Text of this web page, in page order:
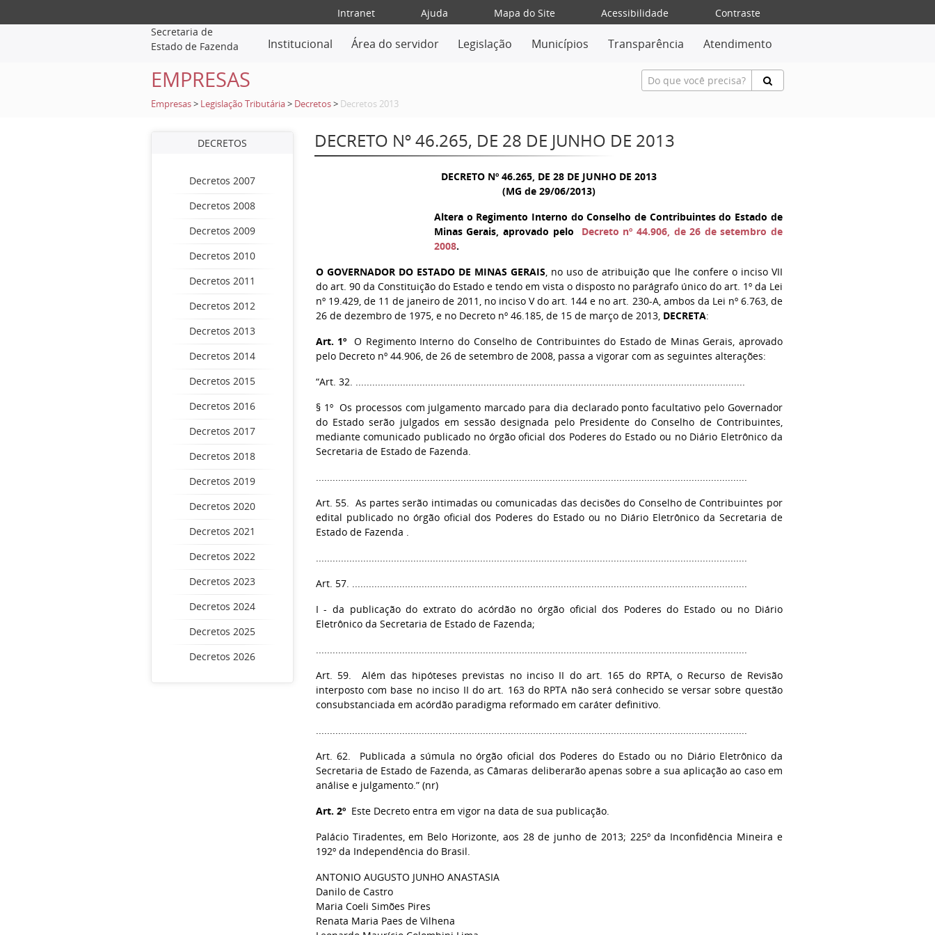
Intranet Ajuda Mapa do Site Acessibilidade
Contraste
Secretaria de
Estado de Fazenda
Institucional Área do servidor Legislação Municípios Transparência Atendimento
EMPRESAS
Empresas > Legislação Tributária > Decretos > Decretos 2013
DECRETOS
Decretos 2007
Decretos 2008
Decretos 2009
Decretos 2010
Decretos 2011
Decretos 2012
Decretos 2013
Decretos 2014
Decretos 2015
Decretos 2016
Decretos 2017
Decretos 2018
Decretos 2019
Decretos 2020
Decretos 2021
Decretos 2022
Decretos 2023
Decretos 2024
Decretos 2025
Decretos 2026
DECRETO Nº 46.265, DE 28 DE JUNHO DE 2013
DECRETO Nº 46.265, DE 28 DE JUNHO DE 2013
(MG de 29/06/2013)
Altera o Regimento Interno do Conselho de Contribuintes do Estado de
Minas Gerais, aprovado pelo Decreto nº 44.906, de 26 de setembro de
2008.
O GOVERNADOR DO ESTADO DE MINAS GERAIS, no uso de atribuição que lhe confere o inciso VII
do art. 90 da Constituição do Estado e tendo em vista o disposto no parágrafo único do art. 1º da Lei
nº 19.429, de 11 de janeiro de 2011, no inciso V do art. 144 e no art. 230-A, ambos da Lei nº 6.763, de
26 de dezembro de 1975, e no Decreto nº 46.185, de 15 de março de 2013, DECRETA:
Art. 1º O Regimento Interno do Conselho de Contribuintes do Estado de Minas Gerais, aprovado
pelo Decreto nº 44.906, de 26 de setembro de 2008, passa a vigorar com as seguintes alterações:
“Art. 32. ............................................................................................................................................
§ 1º Os processos com julgamento marcado para dia declarado ponto facultativo pelo Governador
do Estado serão julgados em sessão designada pelo Presidente do Conselho de Contribuintes,
mediante comunicado publicado no órgão oficial dos Poderes do Estado ou no Diário Eletrônico da
Secretaria de Estado de Fazenda.
...........................................................................................................................................................
Art. 55. As partes serão intimadas ou comunicadas das decisões do Conselho de Contribuintes por
edital publicado no órgão oficial dos Poderes do Estado ou no Diário Eletrônico da Secretaria de
Estado de Fazenda .
...........................................................................................................................................................
Art. 57. ..............................................................................................................................................
I - da publicação do extrato do acórdão no órgão oficial dos Poderes do Estado ou no Diário
Eletrônico da Secretaria de Estado de Fazenda;
...........................................................................................................................................................
Art. 59. Além das hipóteses previstas no inciso II do art. 165 do RPTA, o Recurso de Revisão
interposto com base no inciso II do art. 163 do RPTA não será conhecido se versar sobre questão
consubstanciada em acórdão paradigma reformado em caráter definitivo.
...........................................................................................................................................................
Art. 62. Publicada a súmula no órgão oficial dos Poderes do Estado ou no Diário Eletrônico da
Secretaria de Estado de Fazenda, as Câmaras deliberarão apenas sobre a sua aplicação ao caso em
análise e julgamento.” (nr)
Art. 2ºEste Decreto entra em vigor na data de sua publicação.
Palácio Tiradentes, em Belo Horizonte, aos 28 de junho de 2013; 225º da Inconfidência Mineira e
192º da Independência do Brasil.
ANTONIO AUGUSTO JUNHO ANASTASIA
Danilo de Castro
Maria Coeli Simões Pires
Renata Maria Paes de Vilhena